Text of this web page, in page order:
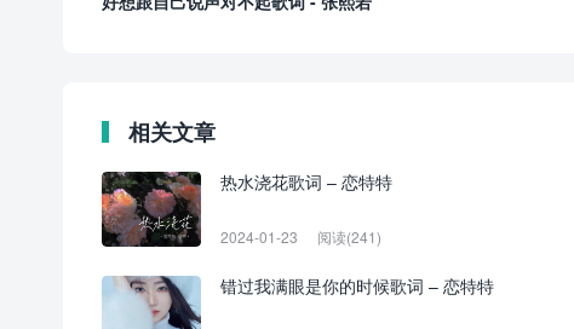
相关文章
热水浇花歌词 – 恋特特
2024-01-23 阅读(241)
错过我满眼是你的时候歌词 – 恋特特